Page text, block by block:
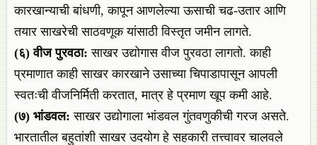
कारखान्याची बांधणी, कापून आणलेल्या ऊसाची चढ-उतार आणि
तयार साखरेची साठवणूक यांसाठी विस्तृत जमीन लागते.
(६)वीजपुरवठा: साखर उद्योगास वीज पुरवठा लागतो. काही
प्रमाणात काही साखर कारखाने उसाच्या चिपाडापासून आपली
स्वतःची वीजनिर्मिती करतात, मात्र हे प्रमाण खूप कमी आहे.
(७) भांडवल: साखर उद्योगाला भांडवल गुंतवणुकीची गरज असते.
भारतातील बहुतांशी साखर उदयोग हे सहकारी तत्त्वावर चालवले